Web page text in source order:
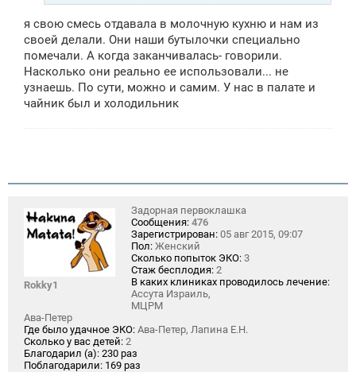
я свою смесь отдавала в молочную кухню и нам из
своей делали. Они наши бутылочки специально
помечали. А когда заканчивалась- говорили.
Насколько они реально ее использовали... не
узнаешь. По сути, можно и самим. У нас в палате и
чайник был и холодильник
Rokky1
Задорная первоклашка
Сообщения: 476
Зарегистрирован: 05 авг 2015, 09:07
Пол: Женский
Сколько попыток ЭКО: 3
Стаж бесплодия: 2
В каких клиниках проводилось лечение:
Ассута Израиль,
МЦРМ
Ава-Петер
Где было удачное ЭКО: Ава-Петер, Лапина Е.Н.
Сколько у вас детей: 2
Благодарил (а): 230 раз
Поблагодарили: 169 раз